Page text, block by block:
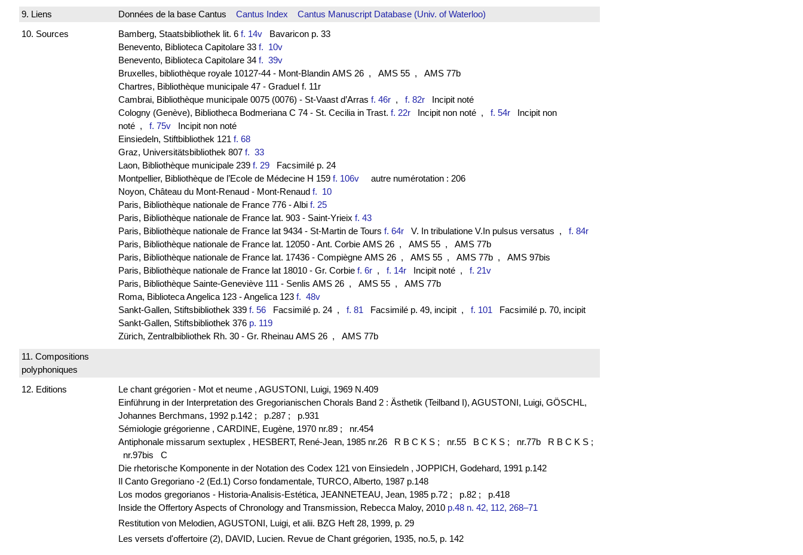
9. Liens
Données de la base Cantus Cantus Index
Cantus Manuscript Database (Univ. of Waterloo)
10. Sources
Bamberg, Staatsbibliothek lit. 6 f. 14vBavaricon p. 33
Benevento, Biblioteca Capitolare 33 f. 10v
Benevento, Biblioteca Capitolare 34 f. 39v
Bruxelles, bibliothèque royale 10127-44 - Mont-Blandin AMS 26, AMS 55, AMS 77b
Chartres, Bibliothèque municipale 47 - Graduel f. 11r
Cambrai, Bibliothèque municipale 0075 (0076) - St-Vaast d’Arras f. 46r, f. 82rIncipit noté
Cologny (Genève), Bibliotheca Bodmeriana C 74 - St. Cecilia in Trast. f. 22rIncipit non noté, f. 54rIncipit non
noté, f. 75vIncipit non noté
Einsiedeln, Stiftbibliothek 121 f. 68
Graz, Universitätsbibliothek 807 f. 33
Laon, Bibliothèque municipale 239 f. 29Facsimilé p. 24
Montpellier, Bibliothèque de l’Ecole de Médecine H 159 f. 106vautre numérotation : 206
Noyon, Château du Mont-Renaud - Mont-Renaud f. 10
Paris, Bibliothèque nationale de France 776 - Albi f. 25
Paris, Bibliothèque nationale de France lat. 903 - Saint-Yrieix f. 43
Paris, Bibliothèque nationale de France lat 9434 - St-Martin de Tours f. 64rV. In tribulatione V.In pulsus versatus , f. 84r
Paris, Bibliothèque nationale de France lat. 12050 - Ant. Corbie AMS 26, AMS 55, AMS 77b
Paris, Bibliothèque nationale de France lat. 17436 - Compiègne AMS 26, AMS 55, AMS 77b, AMS 97bis
Paris, Bibliothèque nationale de France lat 18010 - Gr. Corbie f. 6r, f. 14rIncipit noté, f. 21v
Paris, Bibliothèque Sainte-Geneviève 111 - Senlis AMS 26, AMS 55, AMS 77b
Roma, Biblioteca Angelica 123 - Angelica 123 f. 48v
Sankt-Gallen, Stiftsbibliothek 339 f. 56Facsimilé p. 24, f. 81 Facsimilé p. 49, incipit, f. 101 Facsimilé p. 70, incipit
Sankt-Gallen, Stiftsbibliothek 376 p. 119
Zürich, Zentralbibliothek Rh. 30 - Gr. Rheinau AMS 26, AMS 77b
11. Compositions
polyphoniques
12. Editions
Le chant grégorien - Mot et neume , AGUSTONI, Luigi, 1969 N.409
Einführung in der Interpretation des Gregorianischen Chorals Band 2 : Ästhetik (Teilband I), AGUSTONI, Luigi, GÖSCHL,
Johannes Berchmans, 1992 p.142 ;
p.287 ;
p.931
Sémiologie grégorienne , CARDINE, Eugène, 1970 nr.89 ;
nr.454
Antiphonale missarum sextuplex , HESBERT, René-Jean, 1985 nr.26 R B C K S ;
nr.55 B C K S ;
nr.77b R B C K S ;
nr.97bis C
Die rhetorische Komponente in der Notation des Codex 121 von Einsiedeln , JOPPICH, Godehard, 1991 p.142
Il Canto Gregoriano -2 (Ed.1) Corso fondamentale, TURCO, Alberto, 1987 p.148
Los modos gregorianos - Historia-Analisis-Estética, JEANNETEAU, Jean, 1985 p.72 ;
p.82 ;
p.418
Inside the Offertory Aspects of Chronology and Transmission, Rebecca Maloy, 2010 p.48 n. 42, 112, 268–71
Restitution von Melodien, AGUSTONI, Luigi, et alii. BZG Heft 28, 1999, p. 29
Les versets d'offertoire (2), DAVID, Lucien. Revue de Chant grégorien, 1935, no.5, p. 142